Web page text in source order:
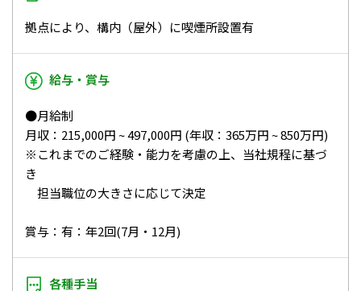
拠点により、構内（屋外）に喫煙所設置有
給与・賞与
●月給制
月収：215,000円 ~ 497,000円 (年収：365万円 ~ 850万円)
※これまでのご経験・能力を考慮の上、当社規程に基づ
き
担当職位の大きさに応じて決定
賞与：有：年2回(7月・12月)
各種手当